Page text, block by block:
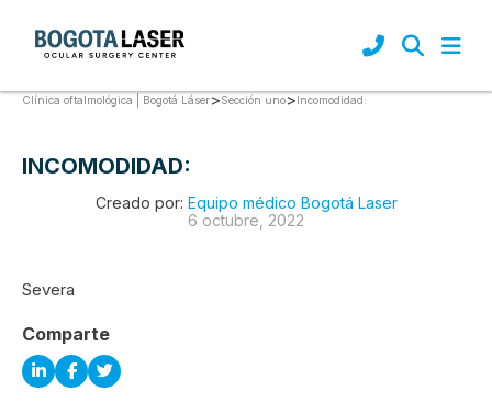
Clínica oftalmológica | Bogotá Láser>Sección uno>Incomodidad:
INCOMODIDAD:
Creado por: Equipo médico Bogotá Laser
6 octubre, 2022
Severa
Comparte